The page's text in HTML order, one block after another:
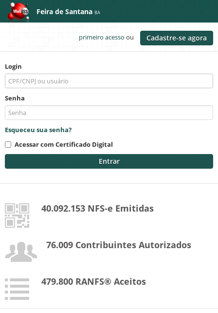
Feira de Santana BA
primeiro acesso ou Cadastre-se agora
Login
Senha
Esqueceu sua senha?
Acessar com Certificado Digital
Entrar
40.092.153 NFS-e Emitidas
76.009 Contribuintes Autorizados
479.800 RANFS® Aceitos